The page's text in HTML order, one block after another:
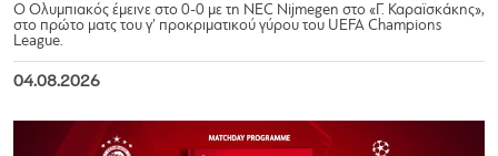
Ο Ολυμπιακός έμεινε στο 0-0 με τη NEC Nijmegen στο «Γ. Καραϊσκάκης»,
στο πρώτο ματς του γ’ προκριματικού γύρου του UEFA Champions
League.
04.08.2026